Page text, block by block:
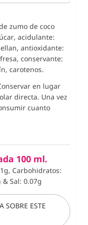
zumo de coco
acidulante:
antioxidante:
conservante:
carotenos.
en lugar
directa. Una vez
cuanto
100 ml.
Carbohidratos:
& Sal: 0.07g
SOBRE ESTE